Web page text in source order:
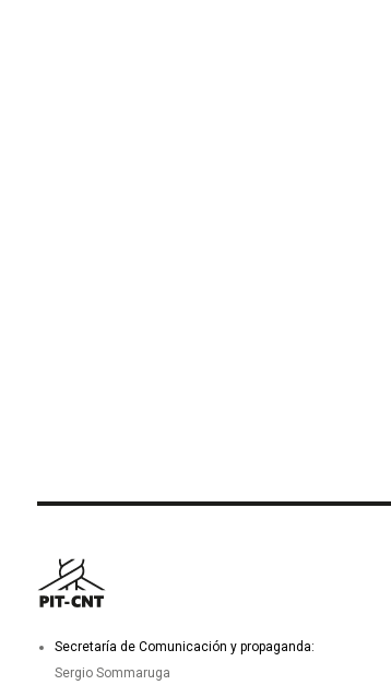
Secretaría de Comunicación y propaganda:
Sergio Sommaruga